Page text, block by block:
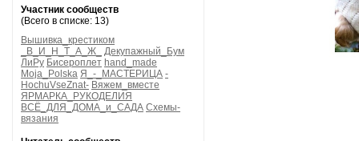
Участник сообществ
(Всего в списке: 13)
Вышивка_крестиком
_В_И_Н_Т_А_Ж_
Декупажный_Бум
ЛиРу Бисероплет hand_made
Moja_Polska Я_-_МАСТЕРИЦА -
HochuVseZnat- Вяжем_вместе
ЯРМАРКА_РУКОДЕЛИЯ
ВСЁ_ДЛЯ_ДОМА_и_САДА Схемы-
вязания